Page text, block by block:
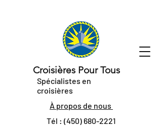
Croisières Pour Tous
Spécialistes en
croisières
À propos de nous
Tél : (450) 680-2221